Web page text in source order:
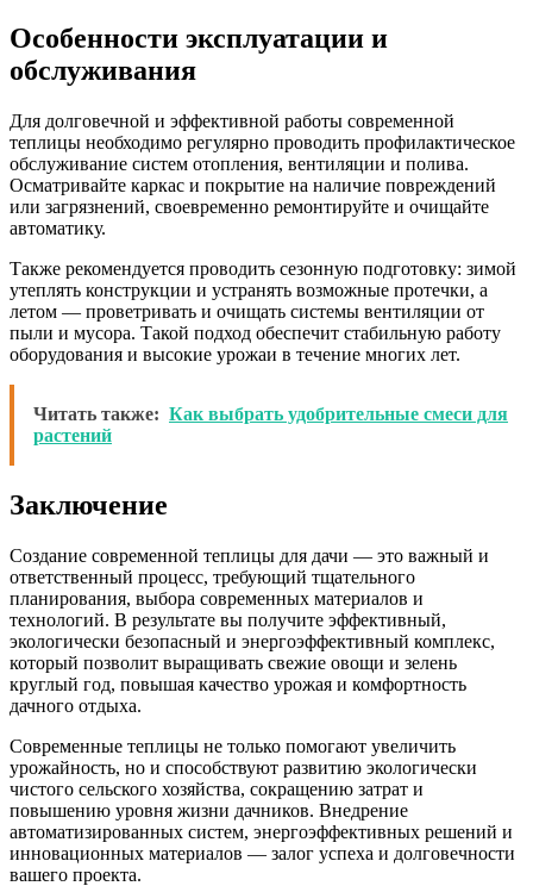
Особенности эксплуатации и
обслуживания
Для долговечной и эффективной работы современной
теплицы необходимо регулярно проводить профилактическое
обслуживание систем отопления, вентиляции и полива.
Осматривайте каркас и покрытие на наличие повреждений
или загрязнений, своевременно ремонтируйте и очищайте
автоматику.
Также рекомендуется проводить сезонную подготовку: зимой
утеплять конструкции и устранять возможные протечки, а
летом — проветривать и очищать системы вентиляции от
пыли и мусора. Такой подход обеспечит стабильную работу
оборудования и высокие урожаи в течение многих лет.
Читать также: Как выбрать удобрительные смеси для
растений
Заключение
Создание современной теплицы для дачи — это важный и
ответственный процесс, требующий тщательного
планирования, выбора современных материалов и
технологий. В результате вы получите эффективный,
экологически безопасный и энергоэффективный комплекс,
который позволит выращивать свежие овощи и зелень
круглый год, повышая качество урожая и комфортность
дачного отдыха.
Современные теплицы не только помогают увеличить
урожайность, но и способствуют развитию экологически
чистого сельского хозяйства, сокращению затрат и
повышению уровня жизни дачников. Внедрение
автоматизированных систем, энергоэффективных решений и
инновационных материалов — залог успеха и долговечности
вашего проекта.